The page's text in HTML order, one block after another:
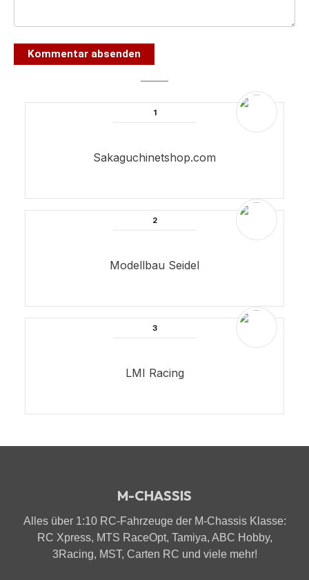
Kommentar absenden
Sakaguchinetshop.com
Modellbau Seidel
LMI Racing
M-CHASSIS
Alles über 1:10 RC-Fahrzeuge der M-Chassis Klasse:
RC Xpress, MTS RaceOpt, Tamiya, ABC Hobby,
3Racing, MST, Carten RC und viele mehr!